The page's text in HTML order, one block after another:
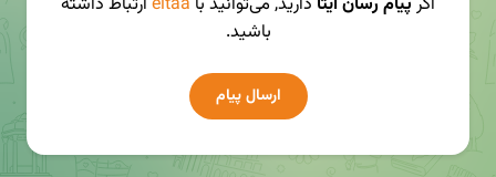
باشید.
ارسال پیام